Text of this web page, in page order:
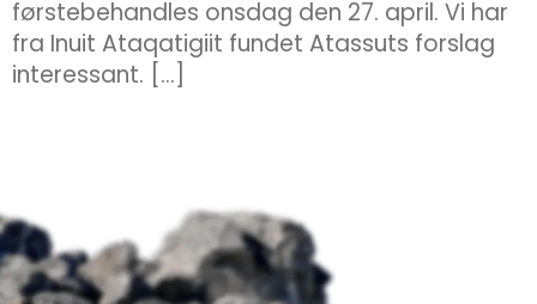
førstebehandles onsdag den 27. april. Vi har
fra Inuit Ataqatigiit fundet Atassuts forslag
interessant. […]